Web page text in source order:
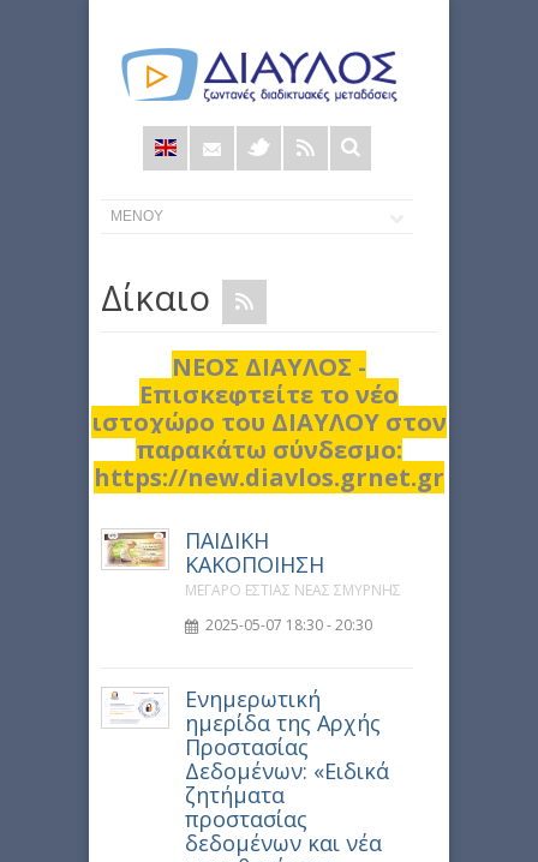
Φόρμα
αναζήτησης
Δίκαιο
ΝΕΟΣ ΔΙΑΥΛΟΣ -
Επισκεφτείτε το νέο
ιστοχώρο του ΔΙΑΥΛΟΥ στον
παρακάτω σύνδεσμο:
https://new.diavlos.grnet.gr
ΠΑΙΔΙΚΗ
ΚΑΚΟΠΟΙΗΣΗ
ΜΕΓΑΡΟ ΕΣΤΙΑΣ ΝΕΑΣ ΣΜΥΡΝΗΣ
2025-05-07 18:30 - 20:30
Ενημερωτική
ημερίδα της Αρχής
Προστασίας
Δεδομένων: «Ειδικά
ζητήματα
προστασίας
δεδομένων και νέα